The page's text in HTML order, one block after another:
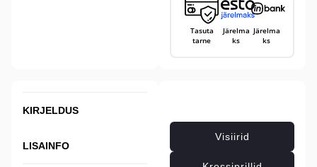
Tasuta
tarne
Järelma
ks
Järelma
ks
KIRJELDUS
LISAINFO
Visiirid